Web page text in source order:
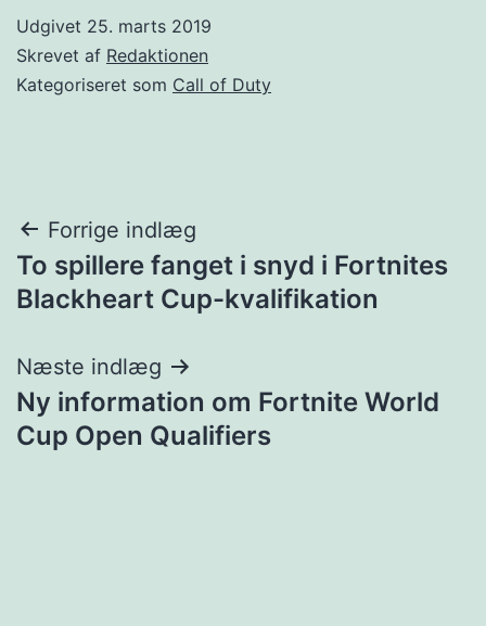
Udgivet 25. marts 2019
Skrevet af Redaktionen
Kategoriseret som Call of Duty
Indlægsnavigation
Forrige indlæg
To spillere fanget i snyd i Fortnites
Blackheart Cup-kvalifikation
Næste indlæg
Ny information om Fortnite World
Cup Open Qualifiers